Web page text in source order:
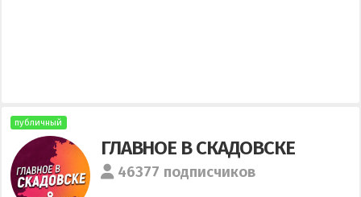
публичный
ГЛАВНОЕ В СКАДОВСКЕ
46377 подписчиков